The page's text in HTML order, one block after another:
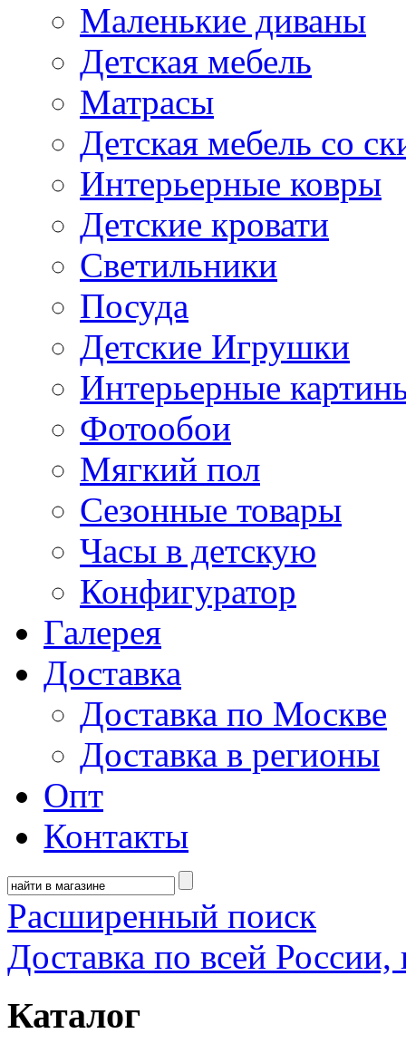
Маленькие диваны
Детская мебель
Матрасы
Детская мебель со
Интерьерные ковры
Детские кровати
Светильники
Посуда
Детские Игрушки
Интерьерные
Фотообои
Мягкий пол
Сезонные товары
Часы в детскую
Конфигуратор
Галерея
Доставка
Доставка по Москве
Доставка в регионы
Опт
Контакты
Расширенный поиск
Доставка по всей России,
Каталог